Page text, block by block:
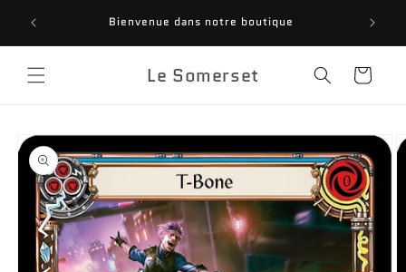
passer
Bienvenue dans notre boutique
Le Somerset Panier
Passer aux
informations
produits